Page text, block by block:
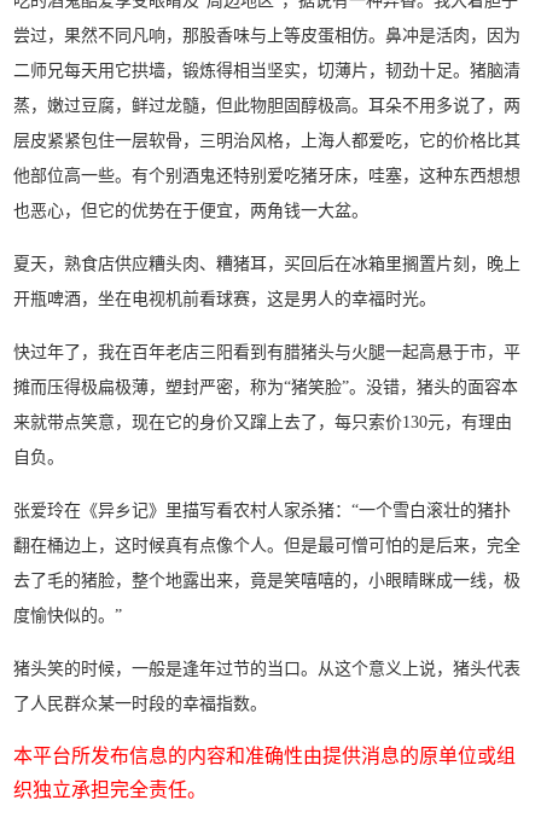
尝过，果然不同凡响，那股香味与上等皮蛋相仿。鼻冲是活肉，因为
二师兄每天用它拱墙，锻炼得相当坚实，切薄片，韧劲十足。猪脑清
蒸，嫩过豆腐，鲜过龙髓，但此物胆固醇极高。耳朵不用多说了，两
层皮紧紧包住一层软骨，三明治风格，上海人都爱吃，它的价格比其
他部位高一些。有个别酒鬼还特别爱吃猪牙床，哇塞，这种东西想想
也恶心，但它的优势在于便宜，两角钱一大盆。
夏天，熟食店供应糟头肉、糟猪耳，买回后在冰箱里搁置片刻，晚上
开瓶啤酒，坐在电视机前看球赛，这是男人的幸福时光。
快过年了，我在百年老店三阳看到有腊猪头与火腿一起高悬于市，平
摊而压得极扁极薄，塑封严密，称为“猪笑脸”。没错，猪头的面容本
来就带点笑意，现在它的身价又蹿上去了，每只索价130元，有理由
自负。
张爱玲在《异乡记》里描写看农村人家杀猪：“一个雪白滚壮的猪扑
翻在桶边上，这时候真有点像个人。但是最可憎可怕的是后来，完全
去了毛的猪脸，整个地露出来，竟是笑嘻嘻的，小眼睛眯成一线，极
度愉快似的。”
猪头笑的时候，一般是逢年过节的当口。从这个意义上说，猪头代表
了人民群众某一时段的幸福指数。
本平台所发布信息的内容和准确性由提供消息的原单位或组
织独立承担完全责任。